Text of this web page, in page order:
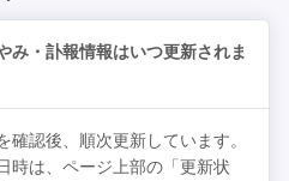
み・訃報情報はいつ更新されま
確認後、順次更新しています。
時は、ページ上部の「更新状